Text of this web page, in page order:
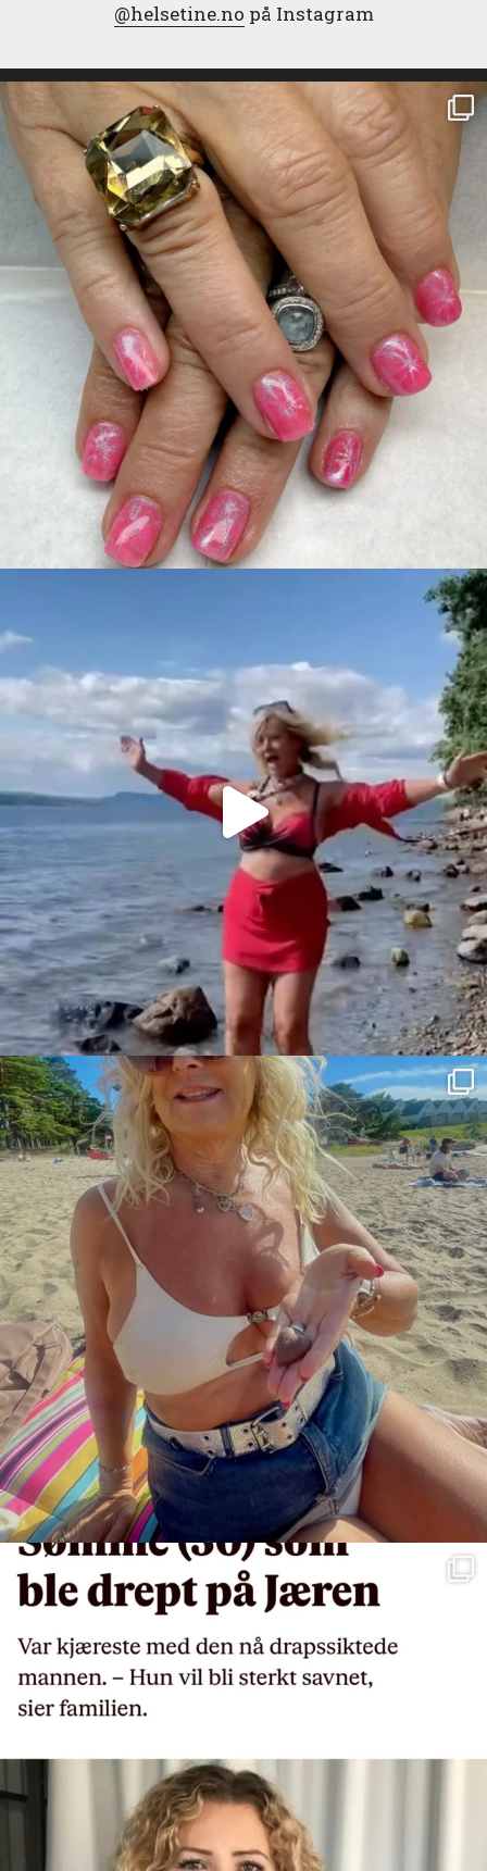
@helsetine.no på Instagram